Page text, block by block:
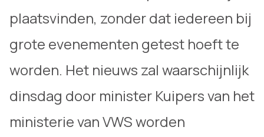
plaatsvinden, zonder dat iedereen bij
grote evenementen getest hoeft te
worden. Het nieuws zal waarschijnlijk
dinsdag door minister Kuipers van het
ministerie van VWS worden